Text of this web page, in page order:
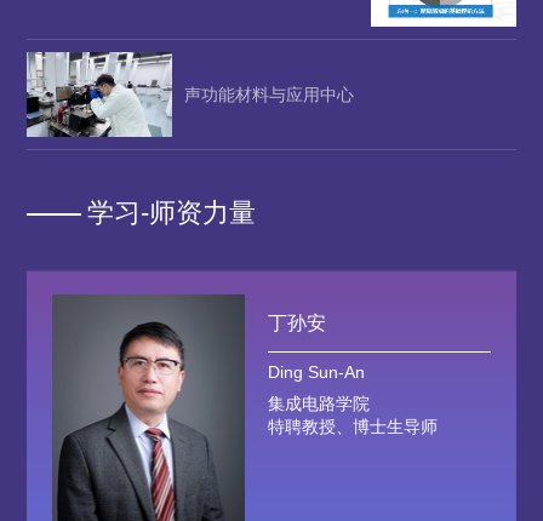
声功能材料与应用中心
学习-师资力量
任保平
Ren Bao-Ping
数字经济与管理学院
特聘教授、博士生导师